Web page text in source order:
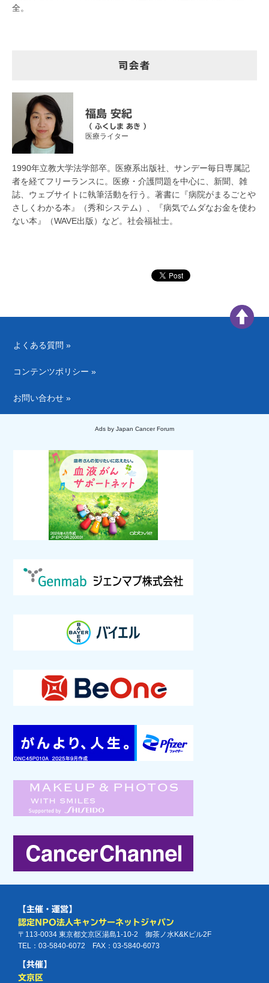
全。
司会者
福島 安紀
（ ふくしま あき ）
医療ライター
1990年立教大学法学部卒。医療系出版社、サンデー毎日専属記
者を経てフリーランスに。医療・介護問題を中心に、新聞、雑
誌、ウェブサイトに執筆活動を行う。著書に『病院がまるごとや
さしくわかる本』（秀和システム）、『病気でムダなお金を使わ
ない本』（WAVE出版）など。社会福祉士。
よくある質問 »
コンテンツポリシー »
お問い合わせ »
Ads by Japan Cancer Forum
【主催・運営】
認定NPO法人キャンサーネットジャパン
〒113-0034 東京都文京区湯島1-10-2 御茶ノ水K&Kビル2F
TEL：03-5840-6072 FAX：03-5840-6073
【共催】
文京区